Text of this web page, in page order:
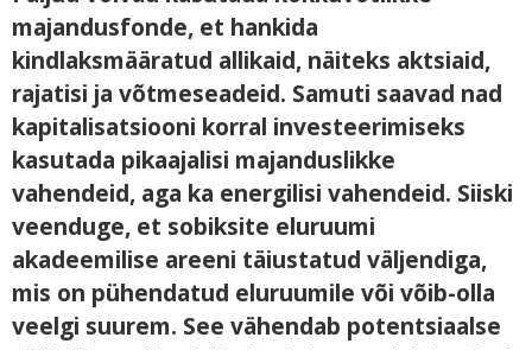
majandusfonde, et hankida
kindlaksmääratud allikaid, näiteks aktsiaid,
rajatisi ja võtmeseadeid. Samuti saavad nad
kapitalisatsiooni korral investeerimiseks
kasutada pikaajalisi majanduslikke
vahendeid, aga ka energilisi vahendeid. Siiski
veenduge, et sobiksite eluruumi
akadeemilise areeni täiustatud väljendiga,
mis on pühendatud eluruumile või võib-olla
veelgi suurem. See vähendab potentsiaalse